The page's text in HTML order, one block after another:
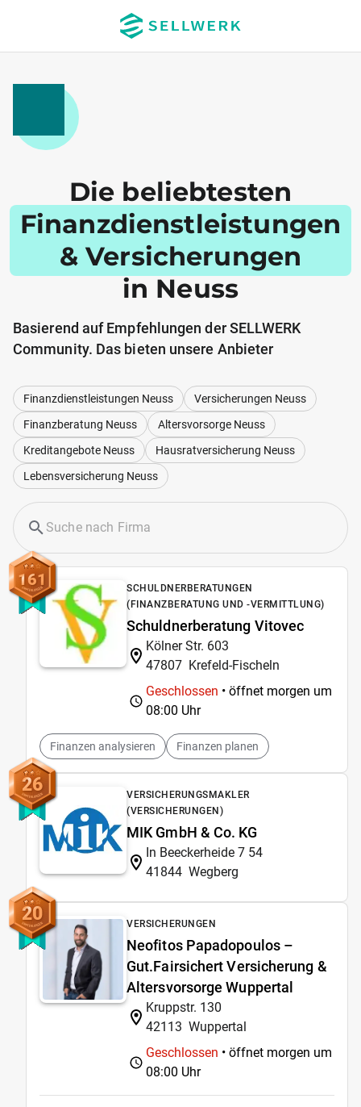
Die beliebtesten
Finanzdienstleistungen
& Versicherungen
in Neuss
Basierend auf Empfehlungen der SELLWERK
Community. Das bieten unsere Anbieter
Finanzdienstleistungen Neuss
Versicherungen Neuss
Finanzberatung Neuss
Altersvorsorge Neuss
Kreditangebote Neuss
Hausratversicherung Neuss
Lebensversicherung Neuss
161
SCHULDNERBERATUNGEN
(FINANZBERATUNG UND -VERMITTLUNG)
Schuldnerberatung Vitovec
Kölner Str. 603
47807 Krefeld-Fischeln
Geschlossen • öffnet morgen um
08:00 Uhr
Finanzen analysieren Finanzen planen
26
VERSICHERUNGSMAKLER
(VERSICHERUNGEN)
MIK GmbH & Co. KG
In Beeckerheide 7 54
41844 Wegberg
20 VERSICHERUNGEN
Neofitos Papadopoulos –
Gut.Fairsichert Versicherung &
Altersvorsorge Wuppertal
Kruppstr. 130
42113 Wuppertal
Geschlossen • öffnet morgen um
08:00 Uhr